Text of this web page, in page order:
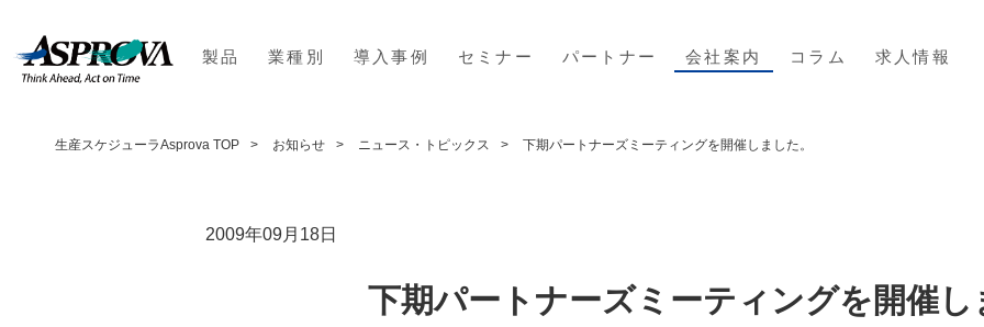
製品 業種別 導入事例 セミナー パートナー 会社案内 コラム 求人情報
生産スケジューラAsprova TOP お知らせ ニュース・トピックス 下期パートナーズミーティングを開催しました。
2009年09月18日
下期パートナーズミーティングを開催し